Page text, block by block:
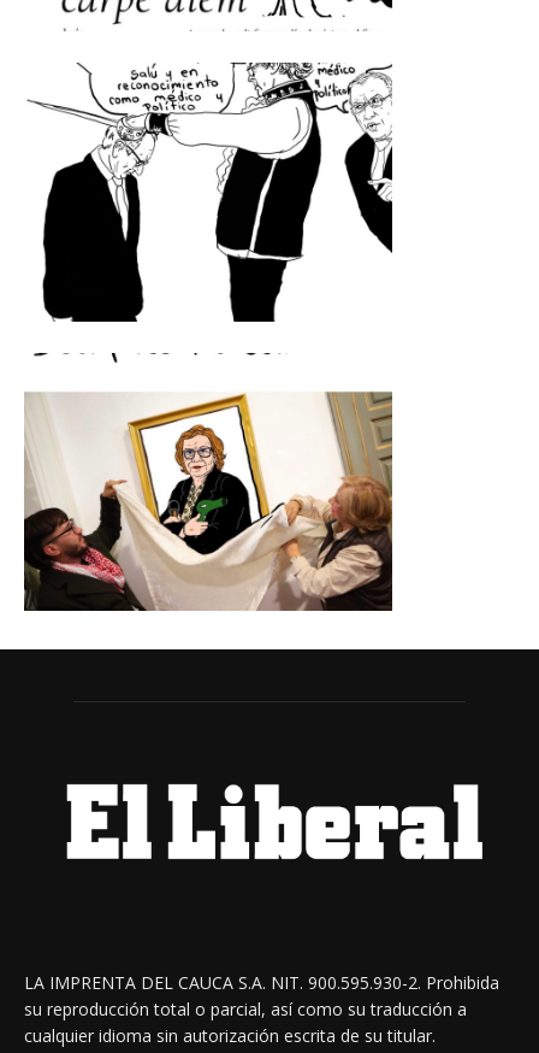
LA IMPRENTA DEL CAUCA S.A. NIT. 900.595.930-2. Prohibida
su reproducción total o parcial, así como su traducción a
cualquier idioma sin autorización escrita de su titular.